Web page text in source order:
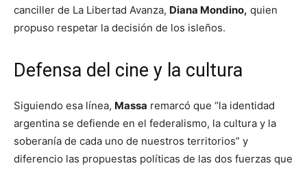
canciller de La Libertad Avanza, Diana Mondino, quien
propuso respetar la decisión de los isleños.
Defensa del cine y la cultura
Siguiendo esa línea, Massa remarcó que “la identidad
argentina se defiende en el federalismo, la cultura y la
soberanía de cada uno de nuestros territorios” y
diferencio las propuestas políticas de las dos fuerzas que